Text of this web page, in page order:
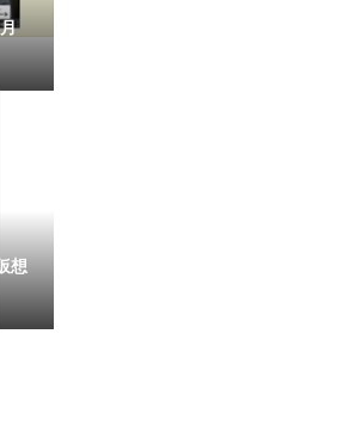
想